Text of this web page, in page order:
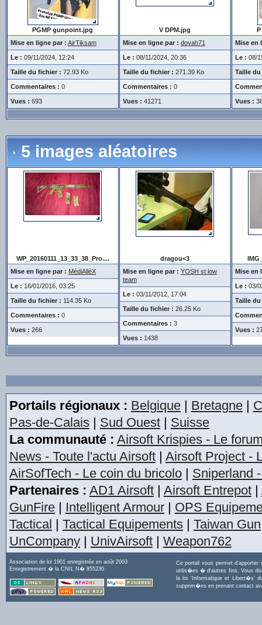
PGMP gunpoint.jpg
Mise en ligne par : AirTiksam
Le : 09/11/2024, 12:24
Taille du fichier : 72.93 Ko
Commentaires : 0
Vues : 693
V DPM.jpg
Mise en ligne par : dovah71
Le : 08/11/2024, 20:36
Taille du fichier : 271.39 Ko
Commentaires : 0
Vues : 41271
Mise en
Le : 08/
Taille
Vues :
5 images aléatoires
WP_20160111_13_33_38_Pro....
Mise en ligne par : MédiAllèX
Le : 16/01/2016, 03:25
Taille du fichier : 114.35 Ko
Commentaires : 0
Vues : 266
dragou<3
Mise en ligne par : YOSH st low
team
Le : 03/11/2012, 17:04
Taille du fichier : 26.25 Ko
Commentaires : 3
Vues : 1438
Mise en
Le : 03/
Taille
Vues :
Portails régionaux : Belgique| Bretagne|
Pas-de-Calais| Sud Ouest| Suisse
La communauté : Airsoft Krispies - Le
News - Toute l'actu Airsoft| Airsoft Project -
AirSofTech - Le coin du bricolo| Sniperland
Partenaires : AD1 Airsoft| Airsoft Entrepot|
GunFire| Intelligent Armour| OPS
Tactical | Tactical Equipements| Taiwan Gun
UnCompany| UnivAirsoft| Weapon762
Association de loi 1901 enregistrée en août 2003
Enregistrement � la CNIL N� 855230
Ce portail vous permet
utilis�es � d'autres fins. Vous
la loi 'Informatique et Libert�s'
supprim�es en prenant contact